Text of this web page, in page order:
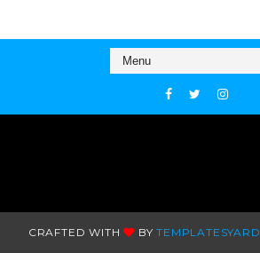
CRAFTED WITH BYTEMPLATESYARD